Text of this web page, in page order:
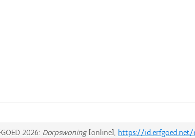
2026: Dorpswoning[online], https://id.erfgoed.net/